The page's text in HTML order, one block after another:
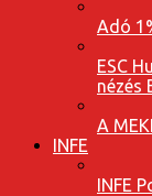
Adó
ESC
nézés
A
INFE
INFE